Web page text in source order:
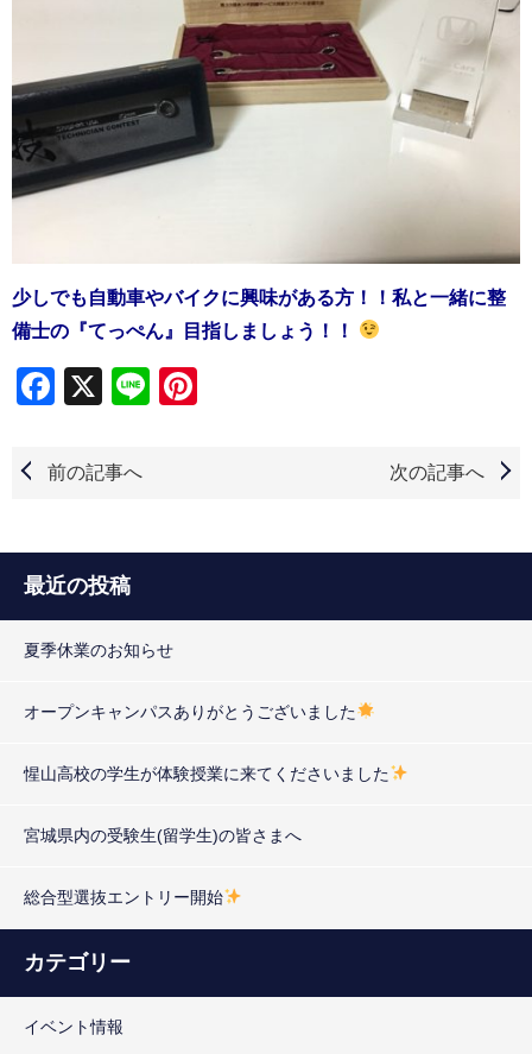
少しでも自動車やバイクに興味がある方！！ 私と一緒に整
備士の『てっぺん』目指しましょう！！
Facebook
X Line
前の記事へ 次の記事へ
最近の投稿
夏季休業のお知らせ
オープンキャンパスありがとうございました
惺山高校の学生が体験授業に来てくださいました
宮城県内の受験生(留学生)の皆さまへ
総合型選抜エントリー開始
カテゴリー
イベント情報